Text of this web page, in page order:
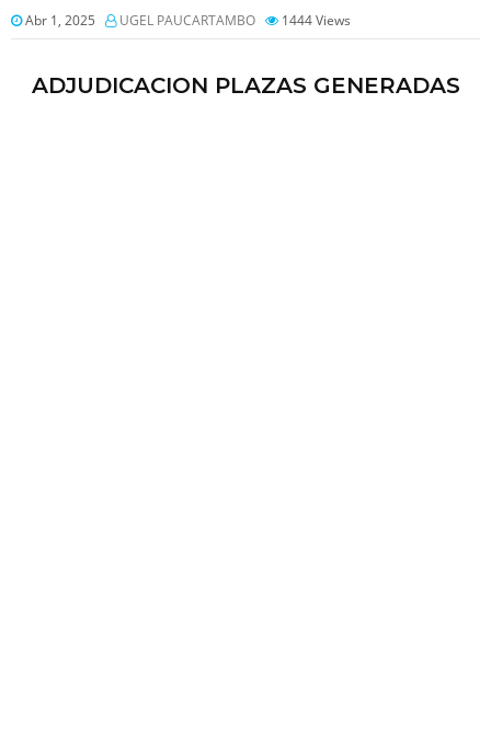
Abr 1, 2025 UGEL PAUCARTAMBO 1444Views
ADJUDICACION PLAZAS GENERADAS